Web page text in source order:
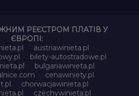
РЕЄСТРОМ ПЛАТІВ У
ЄВРОПІ:
austriawinieta.pl
bilety-autostradowe.pl
bulgariawinieta.pl
cenawiniety.pl
chorwacjawinieta.pl
czechywinieta.pl